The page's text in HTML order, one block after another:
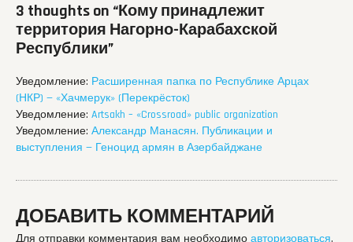
3 thoughts on “Кому принадлежит
территория Нагорно-Карабахской
Республики”
Уведомление: Расширенная папка по Республике Арцах
(НКР) — «Хачмерук» (Перекрёсток)
Уведомление: Artsakh – «Crossroad» public organization
Уведомление: Александр Манасян. Публикации и
выступления — Геноцид армян в Азербайджане
ДОБАВИТЬ КОММЕНТАРИЙ
Для отправки комментария вам необходимо авторизоваться.